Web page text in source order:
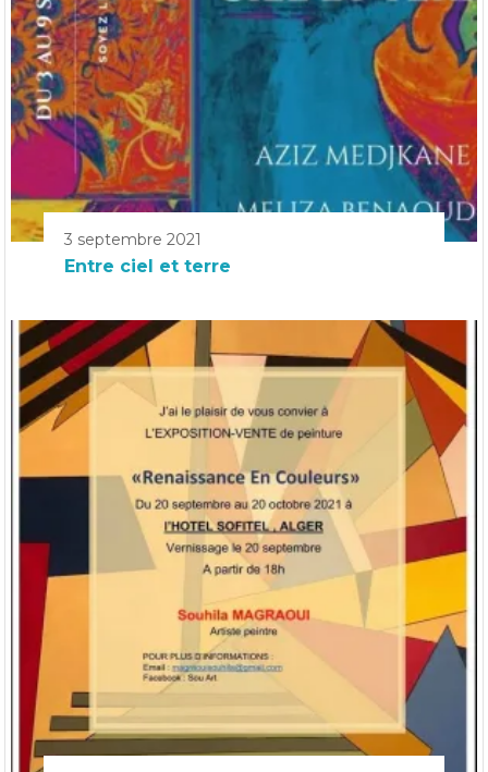
3 septembre 2021
Entre ciel et terre